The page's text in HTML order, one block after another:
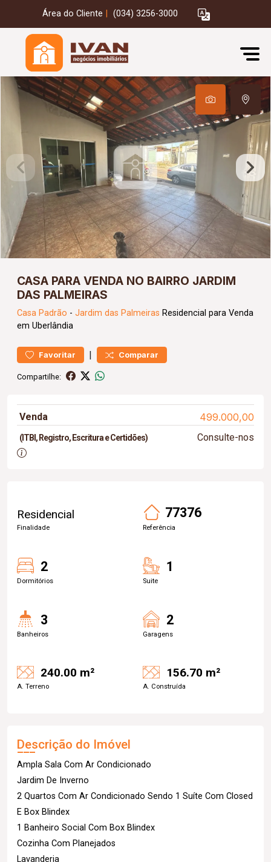
Área do Cliente (034) 3256-3000
CASA PARA VENDA NO BAIRRO JARDIM
DAS PALMEIRAS
Casa Padrão - Jardim das Palmeiras Residencial para Venda
em Uberlândia
Favoritar | Comparar
Compartilhe:
Venda 499.000,00
(ITBI, Registro, Escritura e Certidões) Consulte-nos
Residencial
Finalidade
77376
Referência
2
Dormitórios
1
Suite
3
Banheiros
2
Garagens
240.00 m²
A. Terreno
156.70 m²
A. Construída
Descrição do Imóvel
Ampla Sala Com Ar Condicionado
Jardim De Inverno
2 Quartos Com Ar Condicionado Sendo 1 Suíte Com Closed
E Box Blindex
1 Banheiro Social Com Box Blindex
Cozinha Com Planejados
Lavanderia